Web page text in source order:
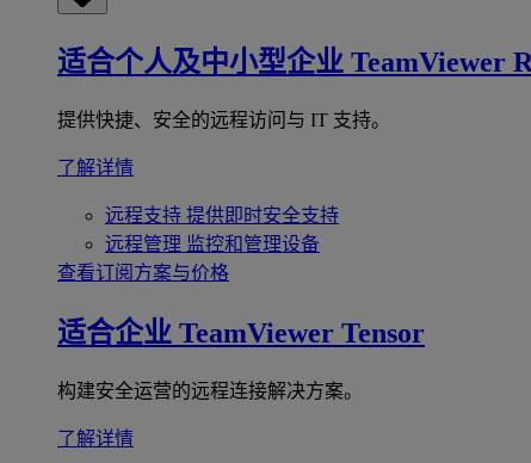
适合个人及中小型企业 TeamViewer
提供快捷、安全的远程访问与 IT 支持。
了解详情
远程支持 提供即时安全支持
远程管理 监控和管理设备
查看订阅方案与价格
适合企业 TeamViewer Tensor
构建安全运营的远程连接解决方案。
了解详情